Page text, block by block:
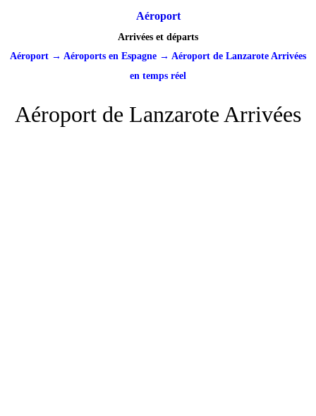
Aéroport
Arrivées et départs
Aéroport → Aéroports en Espagne → Aéroport de Lanzarote Arrivées
en temps réel
Aéroport de Lanzarote Arrivées